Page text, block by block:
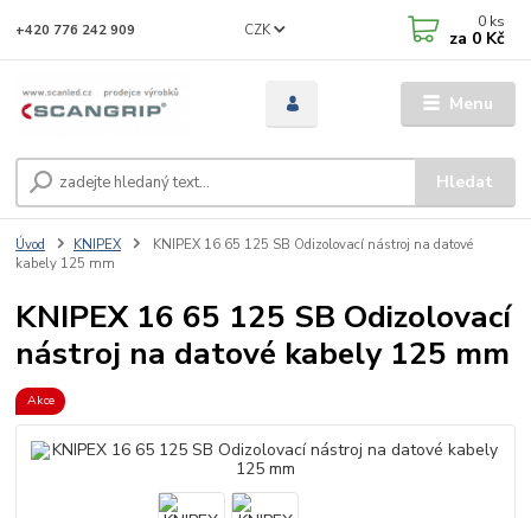
Menu
CZK
Hledat
+420 776 242 909 0 ks
za 0 Kč
Úvod KNIPEX
KNIPEX 16 65 125 SB Odizolovací nástroj na datové
kabely 125 mm
KNIPEX 16 65 125 SB Odizolovací
nástroj na datové kabely 125 mm
Akce